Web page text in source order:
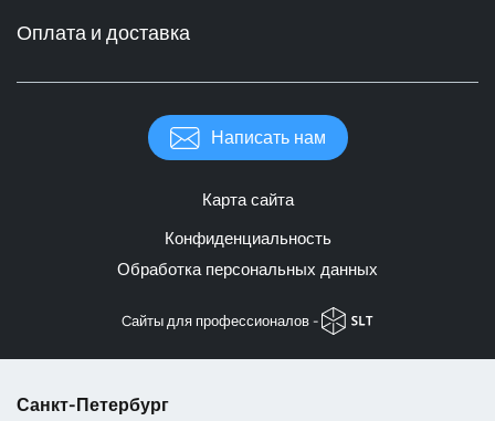
Оплата и доставка
Написать нам
Карта сайта
Конфиденциальность
Обработка персональных данных
Cайты для профессионалов -
Санкт-Петербург